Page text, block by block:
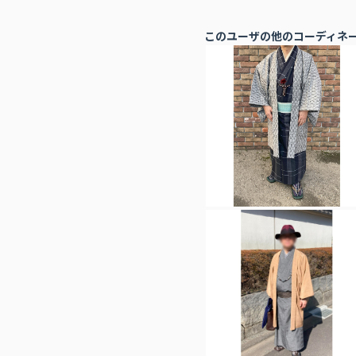
このユーザの他のコーディネ